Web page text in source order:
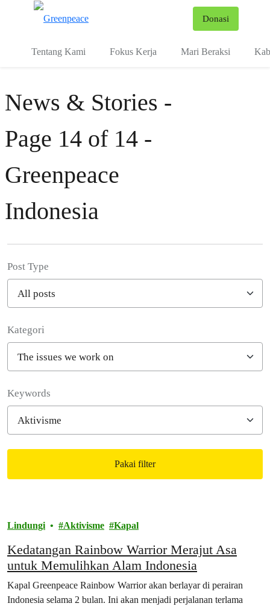
Donasi
Tentang Kami Fokus Kerja Mari Beraksi
News & Stories -
Page 14 of 14 -
Greenpeace
Indonesia
Post Type
Kategori
Keywords
Pakai filter
Lindungi Aktivisme Kapal
Kedatangan Rainbow Warrior Merajut Asa
untuk Memulihkan Alam Indonesia
Kapal Greenpeace Rainbow Warrior akan berlayar di perairan
Indonesia selama 2 bulan. Ini akan menjadi perjalanan terlama